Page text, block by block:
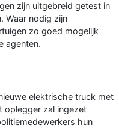
zijn uitgebreid getest in
Waar nodig zijn
zo goed mogelijk
agenten.
elektrische truck met
oplegger zal ingezet
hun